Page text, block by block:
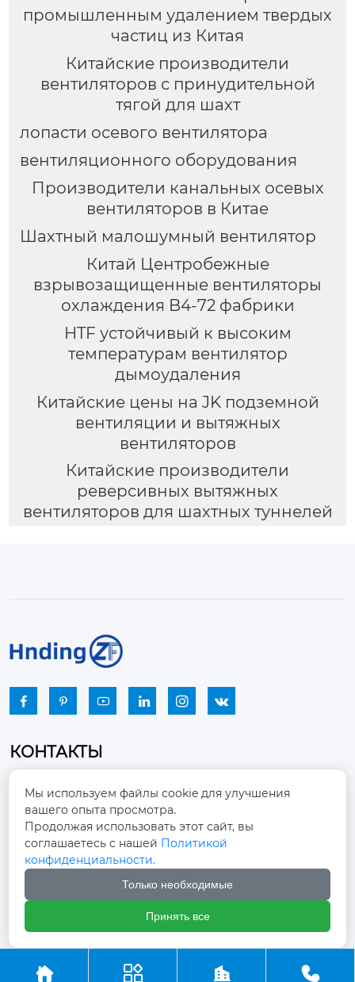
промышленным удалением твердых
частиц из Китая
Китайские производители
вентиляторов с принудительной
тягой для шахт
лопасти осевого вентилятора
вентиляционного оборудования
Производители канальных осевых
вентиляторов в Китае
Шахтный малошумный вентилятор
Китай Центробежные
взрывозащищенные вентиляторы
охлаждения B4-72 фабрики
HTF устойчивый к высоким
температурам вентилятор
дымоудаления
Китайские цены на JK подземной
вентиляции и вытяжных
вентиляторов
Китайские производители
реверсивных вытяжных
вентиляторов для шахтных туннелей
     
КОНТАКТЫ

Промышленный парк, город Наньцзяо,
район Чжоуцунь, город Цзыбо, провинция
Шаньдун
winston-xu@hengdingfan.com
+86-13806434669
 +86 13806434669
   
Мы используем файлы cookie для улучшения
вашего опыта просмотра.
Продолжая использовать этот сайт, вы
соглашаетесь с нашей Политикой
конфиденциальности.
Только необходимые
Принять все